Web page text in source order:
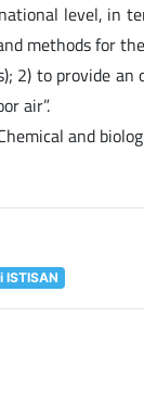
level, in
methods for
2) to provide
air”.
and
ISTISAN